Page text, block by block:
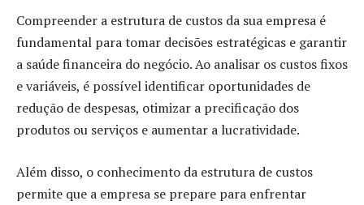
Compreender a estrutura de custos da sua empresa é
fundamental para tomar decisões estratégicas e garantir
a saúde financeira do negócio. Ao analisar os custos fixos
e variáveis, é possível identificar oportunidades de
redução de despesas, otimizar a precificação dos
produtos ou serviços e aumentar a lucratividade.
Além disso, o conhecimento da estrutura de custos
permite que a empresa se prepare para enfrentar